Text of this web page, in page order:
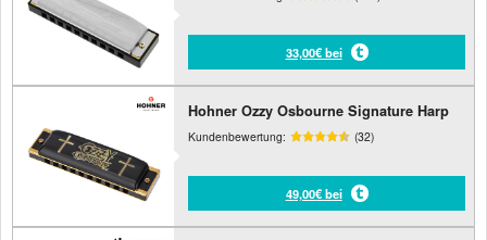
33,00€ bei
Hohner Ozzy Osbourne Signature Harp
Kundenbewertung: (32)
49,00€ bei